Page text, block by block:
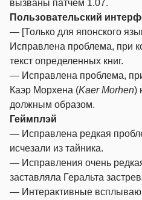
вызваны патчем 1.07.
Пользовательский
— [Только для японского
Исправлена проблема, при
текст определенных книг.
— Исправлена проблема,
Каэр Морхена (Kaer Morhen)
должным образом.
Геймплэй
— Исправлена редкая
исчезали из тайника.
— Исправления очень
заставляла Геральта
— Интерактивные